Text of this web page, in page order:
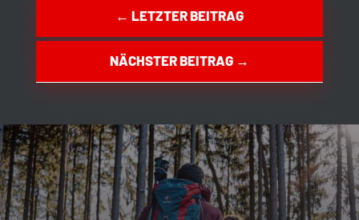
← LETZTER BEITRAG
NÄCHSTER BEITRAG→